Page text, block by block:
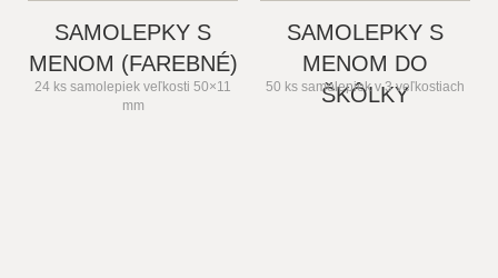
SAMOLEPKY S
MENOM (FAREBNÉ)
24 ks samolepiek veľkosti 50×11
mm
SAMOLEPKY S
MENOM DO
ŠKÔLKY
50 ks samolepiek v 3 veľkostiach